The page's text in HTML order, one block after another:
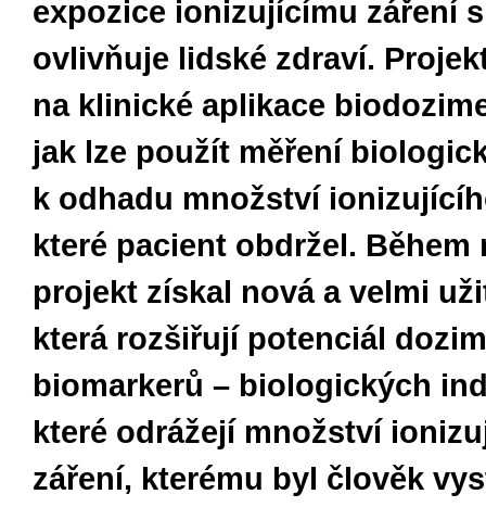
expozice ionizujícímu záření
ovlivňuje lidské zdraví.
na klinické aplikace
jak lze použít měření
k odhadu množství
které pacient obdržel. Během
projekt získal nová a velmi
která rozšiřují potenciál
biomarkerů – biologických
které odrážejí množství
záření, kterému byl člověk